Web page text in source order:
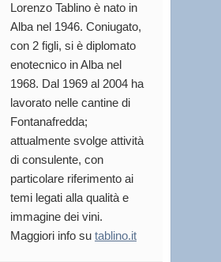
Lorenzo Tablino è nato in
Alba nel 1946. Coniugato,
con 2 figli, si è diplomato
enotecnico in Alba nel
1968. Dal 1969 al 2004 ha
lavorato nelle cantine di
Fontanafredda;
attualmente svolge attività
di consulente, con
particolare riferimento ai
temi legati alla qualità e
immagine dei vini.
Maggiori info su tablino.it